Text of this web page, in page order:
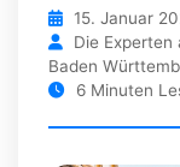
15. Januar
Die
Baden
6 Minuten